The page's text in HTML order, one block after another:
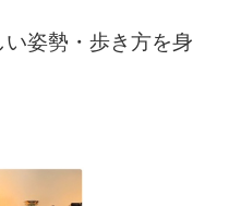
姿勢・歩き方を身